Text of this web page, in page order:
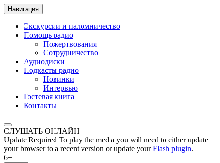
Навигация
Экскурсии и паломничество
Помощь радио
Пожертвования
Сотрудничество
Аудиодиски
Подкасты радио
Новинки
Интервью
Гостевая книга
Контакты
СЛУШАТЬ ОНЛАЙН
Update Required To play the media you will need to either update
your browser to a recent version or update yourFlash plugin.
6+